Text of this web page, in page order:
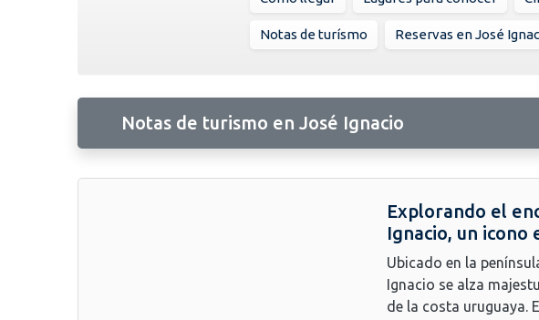
Notas de turísmo Reservas en José
Notas de turismo en José Ignacio
Explorando el
Ignacio, un icono
Ubicado en la
Ignacio se alza
de la costa uruguaya.